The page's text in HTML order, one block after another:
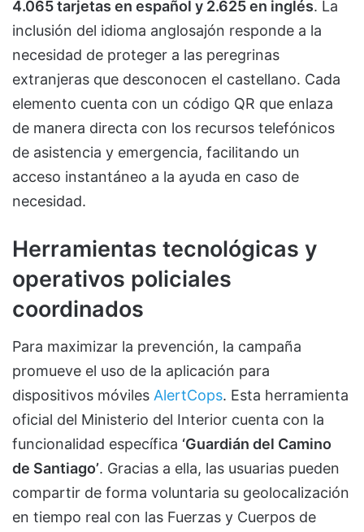
4.065 tarjetas en español y 2.625 en inglés. La
inclusión del idioma anglosajón responde a la
necesidad de proteger a las peregrinas
extranjeras que desconocen el castellano. Cada
elemento cuenta con un código QR que enlaza
de manera directa con los recursos telefónicos
de asistencia y emergencia, facilitando un
acceso instantáneo a la ayuda en caso de
necesidad.
Herramientas tecnológicas y
operativos policiales
coordinados
Para maximizar la prevención, la campaña
promueve el uso de la aplicación para
dispositivos móviles AlertCops. Esta herramienta
oficial del Ministerio del Interior cuenta con la
funcionalidad específica ‘Guardián del Camino
de Santiago’. Gracias a ella, las usuarias pueden
compartir de forma voluntaria su geolocalización
en tiempo real con las Fuerzas y Cuerpos de